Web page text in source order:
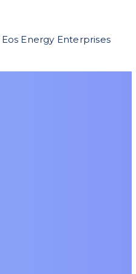
Eos Energy Enterprises